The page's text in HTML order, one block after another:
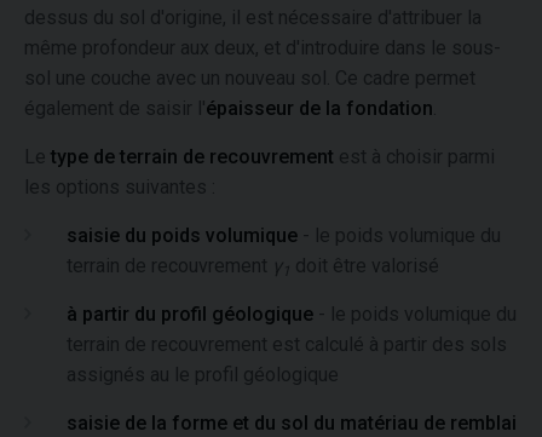
dessus du sol d'origine, il est nécessaire d'attribuer la
même profondeur aux deux, et d'introduire dans le sous-
sol une couche avec un nouveau sol. Ce cadre permet
également de saisir l'épaisseur de la fondation
Le type de terrain de recouvrement est à choisir parmi
les options suivantes :
saisie du poids volumique - le poids volumique du
terrain de recouvrement γ 1 doit être valorisé
à partir du profil géologique - le poids volumique du
terrain de recouvrement est calculé à partir des sols
assignés au le profil géologique
saisie de la forme et du sol du matériau de remblai